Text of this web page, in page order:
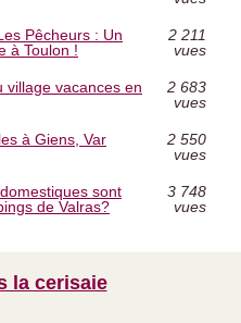
Pêcheurs : Un
à Toulon !
2 211
vues
village vacances en
2 683
vues
à Giens, Var
2 550
vues
sont
de Valras?
3 748
vues
la cerisaie